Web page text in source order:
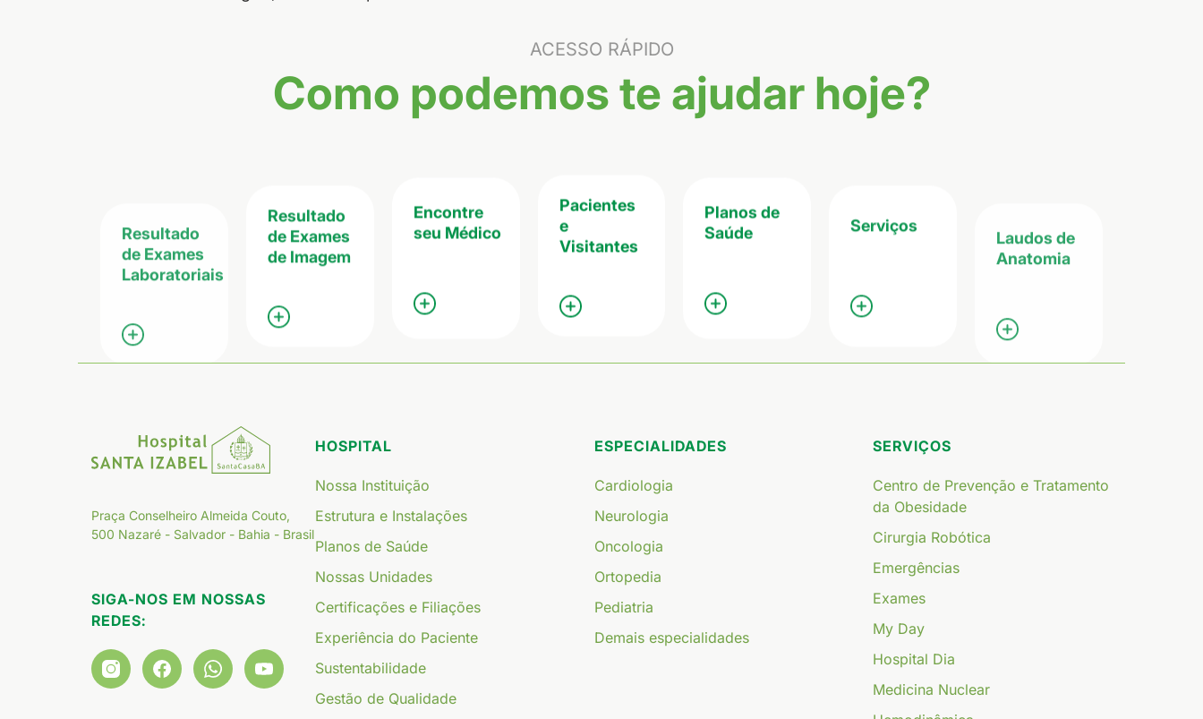
ACESSO RÁPIDO
Como podemos te ajudar hoje?
Resultado
de Exames
Laboratoriais
Resultado
de Exames
de Imagem
Encontre
seu Médico
Pacientes
e
Visitantes
Planos de
Saúde
Serviços
Laudos de
Anatomia
Praça Conselheiro Almeida Couto,
500 Nazaré - Salvador - Bahia - Brasil
SIGA-NOS EM NOSSAS
REDES:
HOSPITAL
Nossa Instituição
Estrutura e Instalações
Planos de Saúde
Nossas Unidades
Certificações e Filiações
Experiência do Paciente
Sustentabilidade
Gestão de Qualidade
ESPECIALIDADES
Cardiologia
Neurologia
Oncologia
Ortopedia
Pediatria
Demais especialidades
SERVIÇOS
Centro de Prevenção e Tratamento
da Obesidade
Cirurgia Robótica
Emergências
Exames
My Day
Hospital Dia
Medicina Nuclear